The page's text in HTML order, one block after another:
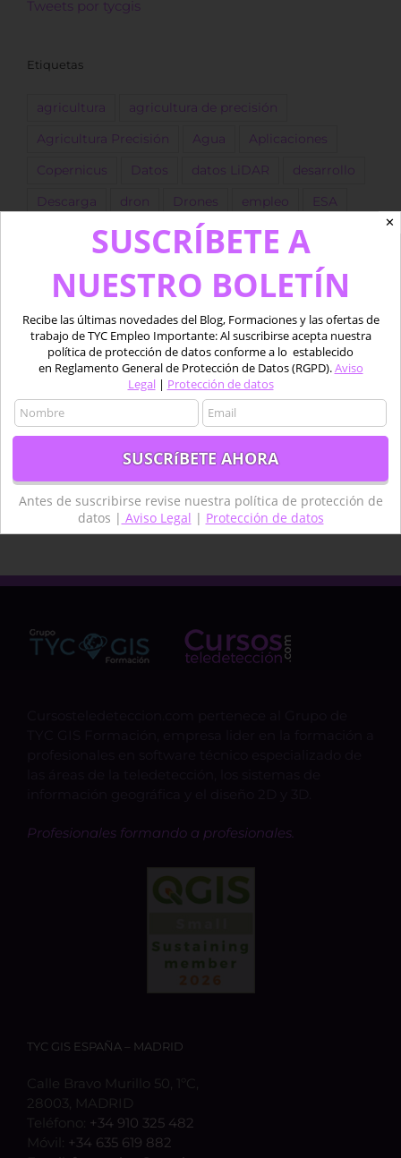
Tweets por tycgis
Etiquetas
agricultura agricultura de precisión
Agricultura Precisión Agua Aplicaciones
Copernicus Datos datos LiDAR desarrollo
Descarga dron Drones empleo ESA
Fotogrametría GEE GIS
Imágenes satélite ingeniero Landsat
LIDAR marino Medio acuático Oferta
piloto Pix4D procesado Python QGIS
Satélites sentinel SIG
Teledetcción Teledetección
Teledetección agua termongrafía
técnico
Profesionales formando a profesionales.
TYC GIS ESPAÑA – MADRID
Calle Bravo Murillo 50, 1ºC,
28003, MADRID
Teléfono: +34 910 325 482
Móvil: +34 635 619 882
✕
SUSCRÍBETE A
NUESTRO BOLETÍN
Recibe las últimas novedades del Blog, Formaciones y las ofertas de
trabajo de TYC Empleo Importante: Al suscribirse acepta nuestra
política de protección de datos conforme a lo establecido
en Reglamento General de Protección de Datos (RGPD).Aviso
Legal| Protección de datos
Antes de suscribirse revise nuestra política de protección de
datos | Aviso Legal | Protección de datos